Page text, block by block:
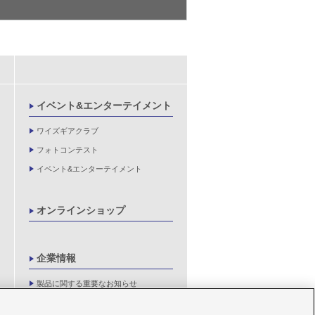
イベント&エンターテイメント
ワイズギアクラブ
フォトコンテスト
イベント&エンターテイメント
オンラインショップ
企業情報
製品に関する重要なお知らせ